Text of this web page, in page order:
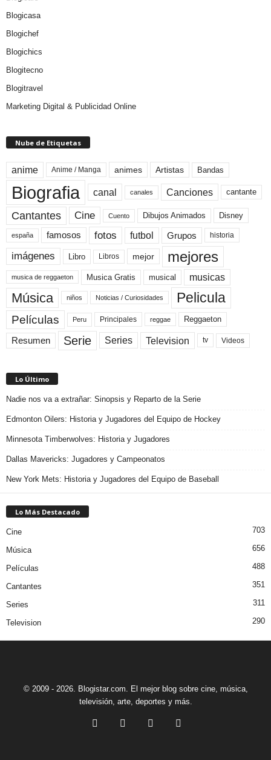
Blogicasa
Blogichef
Blogichics
Blogitecno
Blogitravel
Marketing Digital & Publicidad Online
Nube de Etiquetas
anime Anime / Manga animes Artistas Bandas
Biografia canal canales Canciones cantante
Cantantes Cine Cuento Dibujos Animados Disney
españa famosos fotos futbol Grupos historia
imágenes Libro Libros mejor mejores
musica de reggaeton Musica Gratis musical musicas
Música niños Noticias / Curiosidades Pelicula
Películas Peru Principales reggae Reggaeton
Resumen Serie Series Television tv Videos
Lo Último
Nadie nos va a extrañar: Sinopsis y Reparto de la Serie
Edmonton Oilers: Historia y Jugadores del Equipo de Hockey
Minnesota Timberwolves: Historia y Jugadores
Dallas Mavericks: Jugadores y Campeonatos
New York Mets: Historia y Jugadores del Equipo de Baseball
Lo Más Destacado
Cine 703
Música 656
Películas 488
Cantantes 351
Series 311
Television 290
© 2009 - 2026. Blogistar.com. El mejor blog sobre cine, música,
televisión, arte, deportes y más.